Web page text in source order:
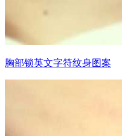
胸部锁英文字符纹身图案